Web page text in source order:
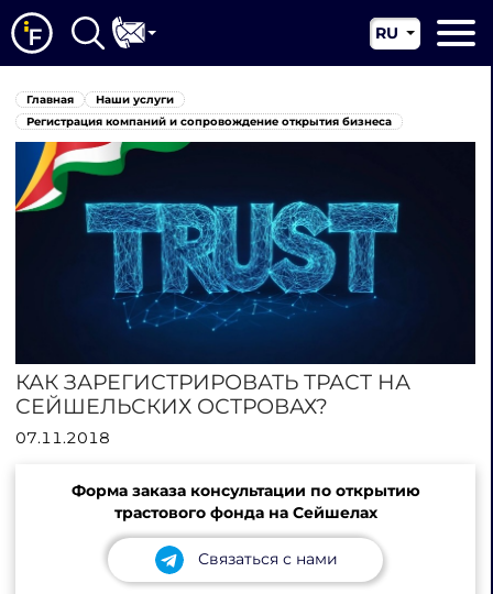
О нас
Новости
Юрисдикции
Контакты
RU
EN
Главная
Наши услуги
Регистрация компаний и сопровождение открытия бизнеса
КАК ЗАРЕГИСТРИРОВАТЬ ТРАСТ НА
СЕЙШЕЛЬСКИХ ОСТРОВАХ?
07.11.2018
Форма заказа консультации по открытию
трастового фонда на Сейшелах
Связаться с нами